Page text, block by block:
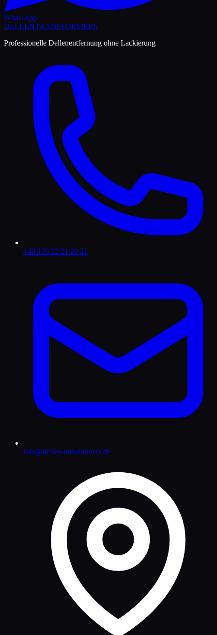
WhatsApp
DELLENTRANSFORMERS
Professionelle Dellenentfernung ohne Lackierung
+49 176 32 21 20 21
info@dellen-transformers.de